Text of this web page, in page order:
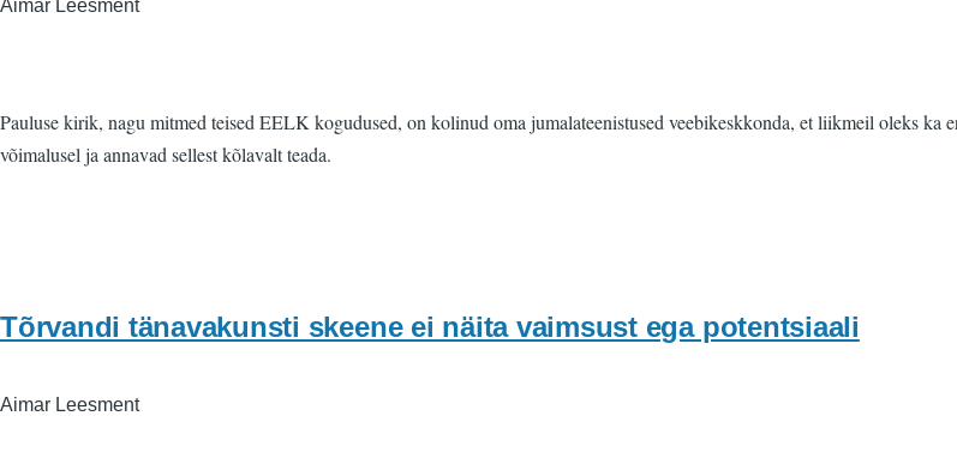
Aimar Leesment
Pauluse kirik, nagu mitmed teised EELK kogudused, on kolinud oma jumalateenistused veebikeskkonda, et liikmeil oleks
võimalusel ja annavad sellest kõlavalt teada.
Tõrvandi tänavakunsti skeene ei näita vaimsust ega potentsiaali
Aimar Leesment